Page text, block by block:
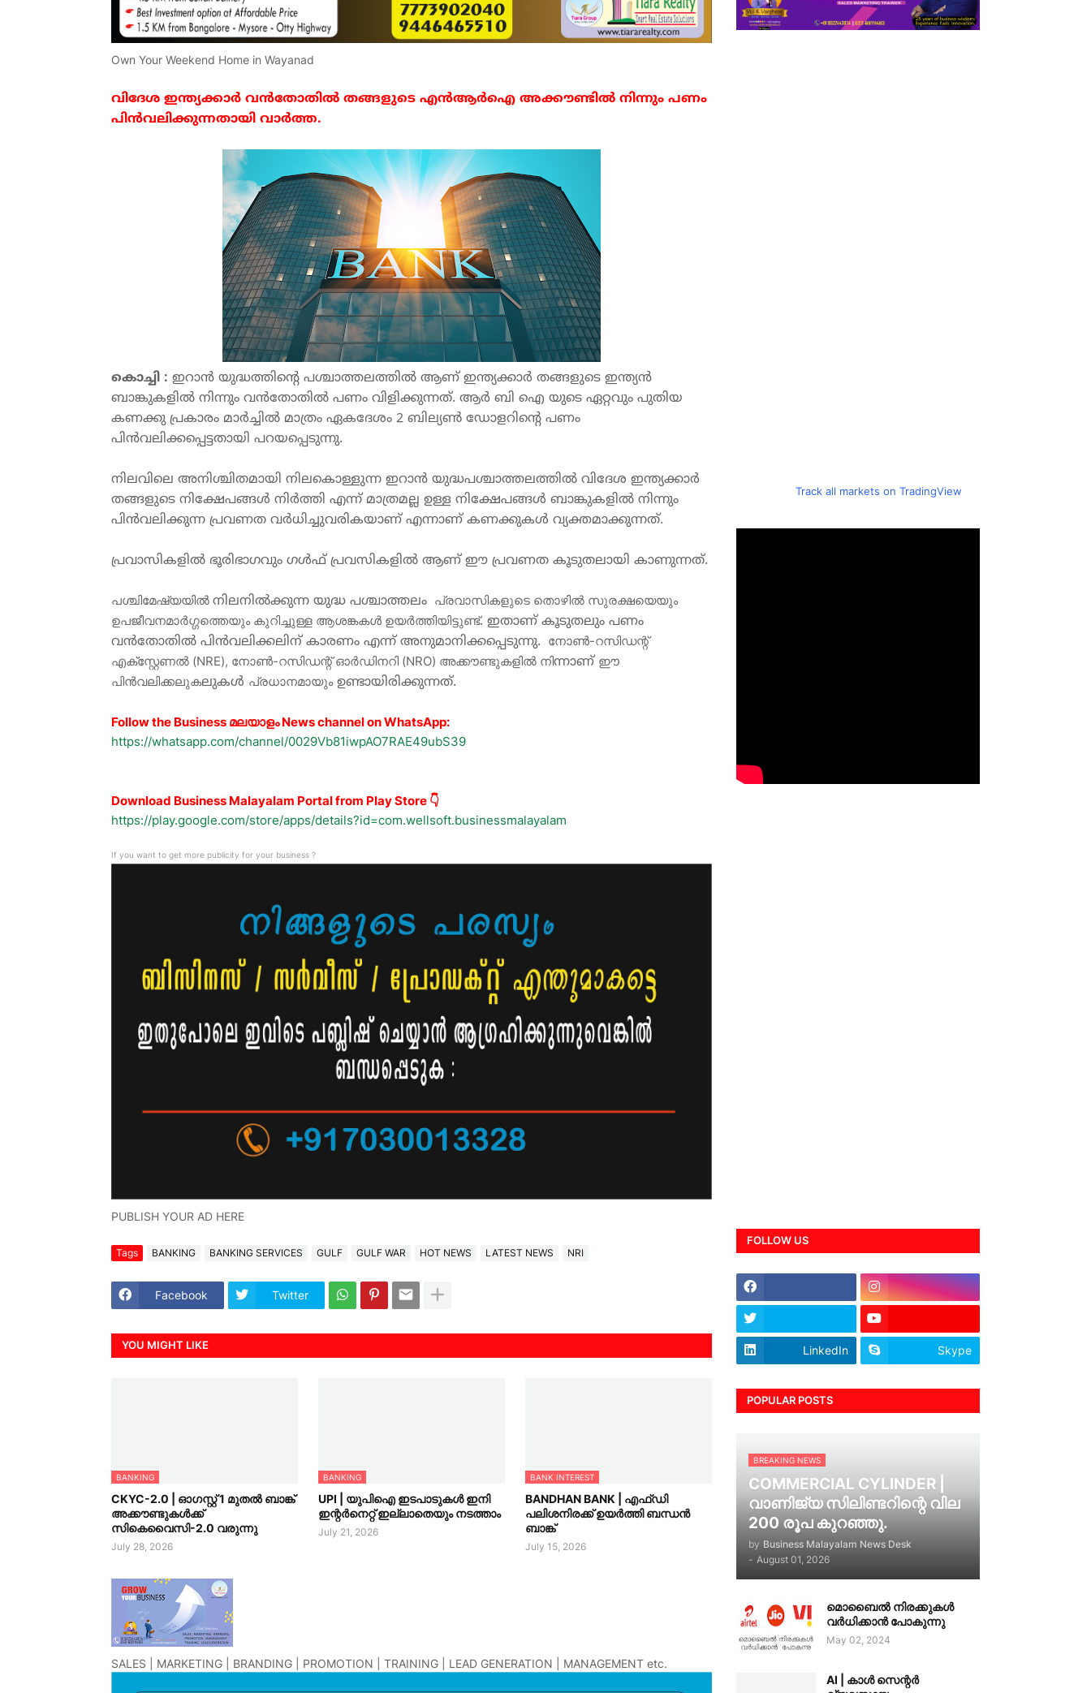
Own Your Weekend Home in Wayanad
വിദേശ ഇന്ത്യക്കാർ വൻതോതിൽ തങ്ങളുടെ എൻആർഐ അക്കൗണ്ടിൽ നിന്നും പണം
പിൻവലിക്കുന്നതായി വാർത്ത.
കൊച്ചി : ഇറാൻ യുദ്ധത്തിന്റെ പശ്ചാത്തലത്തിൽ ആണ് ഇന്ത്യക്കാർ തങ്ങളുടെ ഇന്ത്യൻ
ബാങ്കുകളിൽ നിന്നും വൻതോതിൽ പണം വിളിക്കുന്നത്. ആർ ബി ഐ യുടെ ഏറ്റവും പുതിയ
കണക്കു പ്രകാരം മാർച്ചിൽ മാത്രം ഏകദേശം 2 ബില്യൺ ഡോളറിന്റെ പണം
പിൻവലിക്കപ്പെട്ടതായി പറയപ്പെടുന്നു.
നിലവിലെ അനിശ്ചിതമായി നിലകൊള്ളുന്ന ഇറാൻ യുദ്ധപശ്ചാത്തലത്തിൽ വിദേശ ഇന്ത്യക്കാർ
തങ്ങളുടെ നിക്ഷേപങ്ങൾ നിർത്തി എന്ന് മാത്രമല്ല ഉള്ള നിക്ഷേപങ്ങൾ ബാങ്കുകളിൽ നിന്നും
പിൻവലിക്കുന്ന പ്രവണത വർധിച്ചുവരികയാണ് എന്നാണ് കണക്കുകൾ വ്യക്തമാക്കുന്നത്.
പ്രവാസികളിൽ ഭൂരിഭാഗവും ഗൾഫ് പ്രവസികളിൽ ആണ് ഈ പ്രവണത കൂടുതലായി കാണുന്നത്.
പശ്ചിമേഷ്യയിൽ നിലനിൽക്കുന്ന യുദ്ധ പശ്ചാത്തലം പ്രവാസികളുടെ തൊഴിൽ സുരക്ഷയെയും
ഉപജീവനമാർഗ്ഗത്തെയും കുറിച്ചുള്ള ആശങ്കകൾ ഉയർത്തിയിട്ടുണ്ട്. ഇതാണ് കൂടുതലും പണം
വൻതോതിൽ പിൻവലിക്കലിന് കാരണം എന്ന് അനുമാനിക്കപ്പെടുന്നു. നോൺ-റസിഡന്റ്
എക്സ്റ്റേണൽ (NRE), നോൺ-റസിഡന്റ് ഓർഡിനറി (NRO) അക്കൗണ്ടുകളിൽ നിന്നാണ് ഈ
പിൻവലിക്കലുകലുകൾ പ്രധാനമായും ഉണ്ടായിരിക്കുന്നത്.
Follow the Business മലയാളം News channel on WhatsApp:
https://whatsapp.com/channel/0029Vb81iwpAO7RAE49ubS39
Download Business Malayalam Portal from Play Store 👇
https://play.google.com/store/apps/details?id=com.wellsoft.businessmalayalam
If you want to get more publicity for your business ?
PUBLISH YOUR AD HERE
Tags BANKING BANKING SERVICES GULF GULF WAR HOT NEWS LATEST NEWS NRI
Facebook Twitter
YOU MIGHT LIKE
BANKING
CKYC-2.0 | ഓഗസ്റ്റ് 1 മുതല്‍ ബാങ്ക്
അക്കൗണ്ടുകള്‍ക്ക്
സികെവൈസി-2.0 വരുന്നു
July 28, 2026
BANKING
UPI | യുപിഐ ഇടപാടുകൾ ഇനി
ഇന്റർനെറ്റ് ഇല്ലാതെയും നടത്താം
July 21, 2026
BANK INTEREST
BANDHAN BANK | എഫ്ഡി
പലിശനിരക്ക് ഉയർത്തി ബന്ധൻ
ബാങ്ക്
July 15, 2026
SALES | MARKETING | BRANDING | PROMOTION | TRAINING | LEAD GENERATION | MANAGEMENT etc.
Track all markets on TradingView
FOLLOW US
LinkedIn Skype
POPULAR POSTS
BREAKING NEWS
COMMERCIAL CYLINDER |
വാണിജ്യ സിലിണ്ടറിന്റെ വില
200 രൂപ കുറഞ്ഞു.
by Business Malayalam News Desk
- August 01, 2026
മൊബൈൽ നിരക്കുകൾ
വർധിക്കാൻ പോകുന്നു
May 02, 2024
AI | കാൾ സെന്റർ